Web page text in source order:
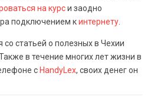
на курси заодно
подключением кинтернету
статьей о полезных в Чехии
Также в течение многих лет жизни в
с HandyLex, своих денег он